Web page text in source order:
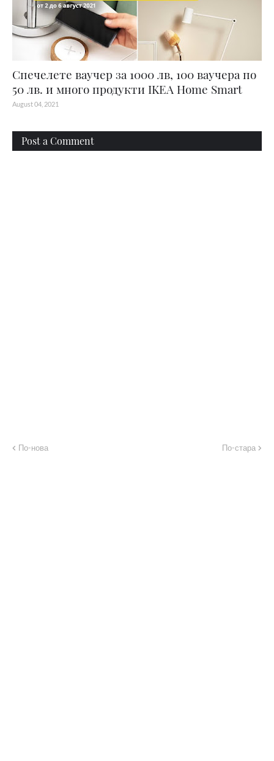
Спечелете ваучер за 1000 лв, 100 ваучера по
50 лв. и много продукти IKEA Home Smart
August 04, 2021
Post a Comment
По-нова По-стара